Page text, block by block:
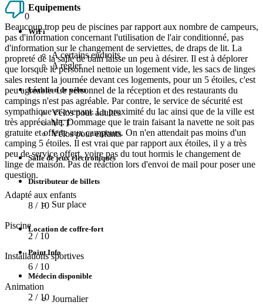
Equipements
WiFi
A certains endroits
A régler
Location de vélos
Vélos pour adultes
VTT
Vélos pour enfants
Salle de jeux électroniques
Distributeur de billets
Sur place
Location de coffre-fort
Point Info
Médecin disponible
Journalier
0
Beaucoup trop peu de piscines par rapport aux nombre de campeurs,
pas d'information concernant l'utilisation de l'air conditionné, pas
d'information sur le changement de serviettes, de draps de lit. La
propreté de la salle de bain laisse un peu à désirer. Il est à déplorer
que lorsque le personnel nettoie un logement vide, les sacs de linges
sales restent la journée devant ces logements, pour un 5 étoiles, c'est
peu agréable. Le personnel de la réception et des restaurants du
campings n'est pas agréable. Par contre, le service de sécurité est
sympathique et avenant. La proximité du lac ainsi que de la ville est
très appréciable. Dommage que le train faisant la navette ne soit pas
gratuite et offerte aux campeurs. On n'en attendait pas moins d'un
camping 5 étoiles. Il est vrai que par rapport aux étoiles, il y a très
peu de service offert, voire pas du tout hormis le changement de
linge de maison. Pas de réaction lors d'envoi de mail pour poser une
question.
Adapté aux enfants
8 / 10
Piscine
2 / 10
Installations sportives
6 / 10
Animation
2 / 10